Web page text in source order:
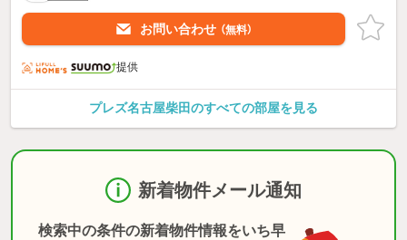
お問い合わせ （無料）
提供
プレズ名古屋柴田のすべての部屋を見る
新着物件メール通知
検索中の条件の新着物件情報をいち早